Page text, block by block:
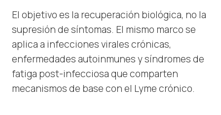
El objetivo es la recuperación biológica, no la
supresión de síntomas. El mismo marco se
aplica a infecciones virales crónicas,
enfermedades autoinmunes y síndromes de
fatiga post-infecciosa que comparten
mecanismos de base con el Lyme crónico.